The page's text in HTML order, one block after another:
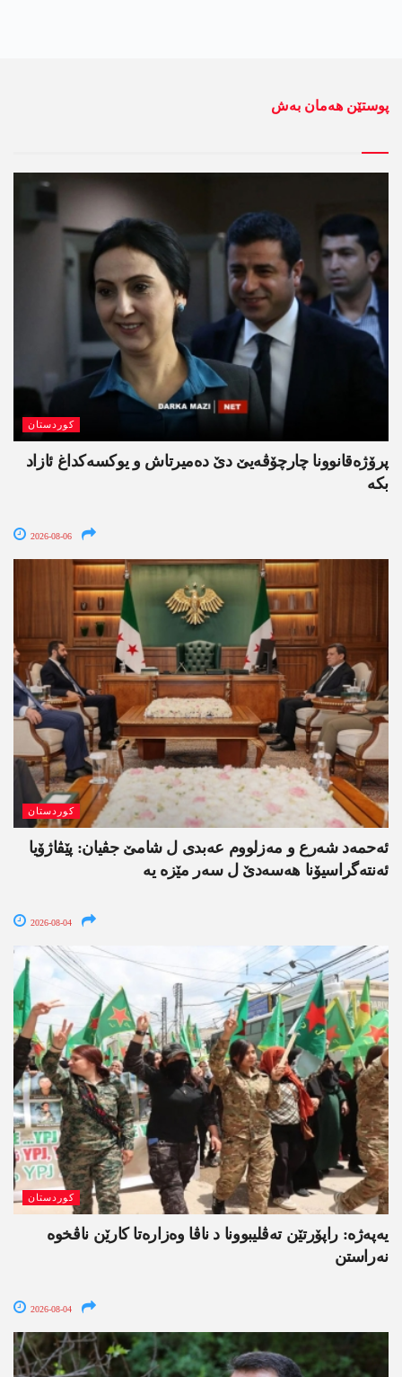
پوستێن ھەمان بەش
کوردستان
پرۆژەقانوونا چارچۆڤەیێ دێ دەمیرتاش و یوکسەکداغ ئازاد
بکە
2026-08-06
کوردستان
ئەحمەد شەرع و مەزلووم عەبدی ل شامێ جڤیان: پێڤاژۆیا
ئەنتەگراسیۆنا ھەسەدێ ل سەر مێزە یە
2026-08-04
کوردستان
یەپەژە: راپۆرتێن تەڤلیبوونا د ناڤا وەزارەتا کارێن ناڤخوە
نەراستن
2026-08-04